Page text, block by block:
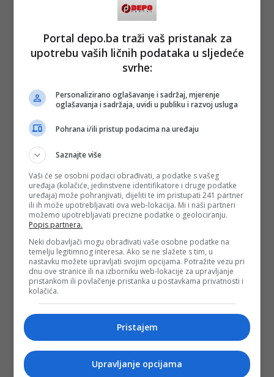
Portal depo.ba traži vaš pristanak za
upotrebu vaših ličnih podataka u sljedeće
svrhe:
Personalizirano oglašavanje i sadržaj, mjerenje
oglašavanja i sadržaja, uvidi u publiku i razvoj usluga
Pohrana i/ili pristup podacima na uređaju
Saznajte više
Vaši će se osobni podaci obrađivati, a podatke s vašeg
uređaja (kolačiće, jedinstvene identifikatore i druge podatke
uređaja) može pohranjivati, dijeliti te im pristupati 241 partner
ili ih može upotrebljavati ova web-lokacija. Mi i naši partneri
možemo upotrebljavati precizne podatke o geolociranju.
Popis partnera.
Neki dobavljači mogu obrađivati vaše osobne podatke na
temelju legitimnog interesa. Ako se ne slažete s tim, u
nastavku možete upravljati svojim opcijama. Potražite vezu pri
dnu ove stranice ili na izborniku web-lokacije za upravljanje
pristankom ili povlačenje pristanka u postavkama privatnosti i
kolačića.
Pristajem
Upravljanje opcijama